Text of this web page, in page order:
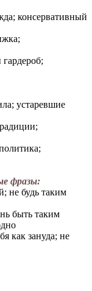
консервативный
устаревшие
фразы:
не будь таким
быть таким
как зануда; не